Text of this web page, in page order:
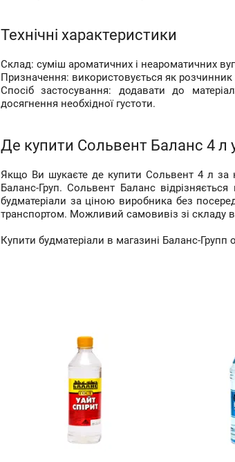
Технічні характеристики
Склад: суміш ароматичних і неароматичних
Призначення: використовується як розчинник
Спосіб застосування: додавати до
досягнення необхідної густоти.
Де купити Сольвент Баланс 4 л
Якщо Ви шукаєте де купити Сольвент 4 л за
Баланс-Груп. Сольвент Баланс
будматеріали за ціною виробника без
транспортом. Можливий самовивіз зі складу
Купити будматеріали в магазині Баланс-Групп